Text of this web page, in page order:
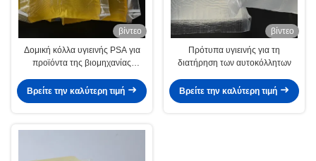
βίντεο
Δομική κόλλα υγιεινής PSA για
προϊόντα της βιομηχανίας
Βρείτε την καλύτερη τιμή
βίντεο
Πρότυπα υγιεινής για τη
διατήρηση των αυτοκόλλητων
Βρείτε την καλύτερη τιμή